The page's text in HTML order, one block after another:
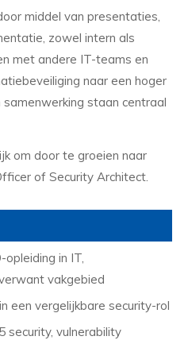
middel van presentaties,
zowel intern als
met andere IT-teams en
naar een hoger
staan centraal
om door te groeien naar
of Security Architect.
in IT,
vakgebied
een vergelijkbare security-rol
security, vulnerability